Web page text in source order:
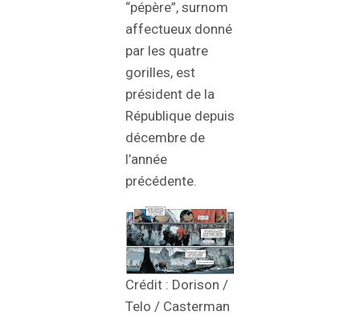
“pépère”, surnom
affectueux donné
par les quatre
gorilles, est
président de la
République depuis
décembre de
l’année
précédente.
Crédit : Dorison /
Telo / Casterman